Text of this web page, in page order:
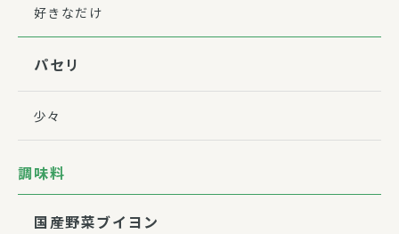
好きなだけ
パセリ
少々
調味料
国産野菜ブイヨン